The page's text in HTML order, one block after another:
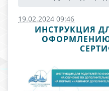
19.02.2024 09:46
ИНСТРУКЦИЯ